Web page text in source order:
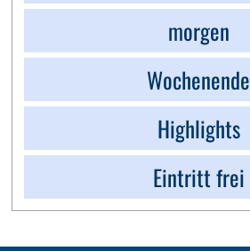
morgen
Wochenende
Highlights
Eintritt frei